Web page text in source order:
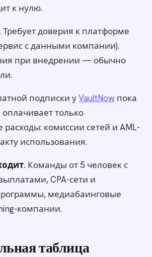
к нулю.
Требует доверия к платформе
с данными компании).
при внедрении — обычно
подписки уVaultNow пока
только
комиссии сетей и AML-
использования.
Команды от 5 человек с
CPA-сети и
медиабаинговые
компании.
таблица